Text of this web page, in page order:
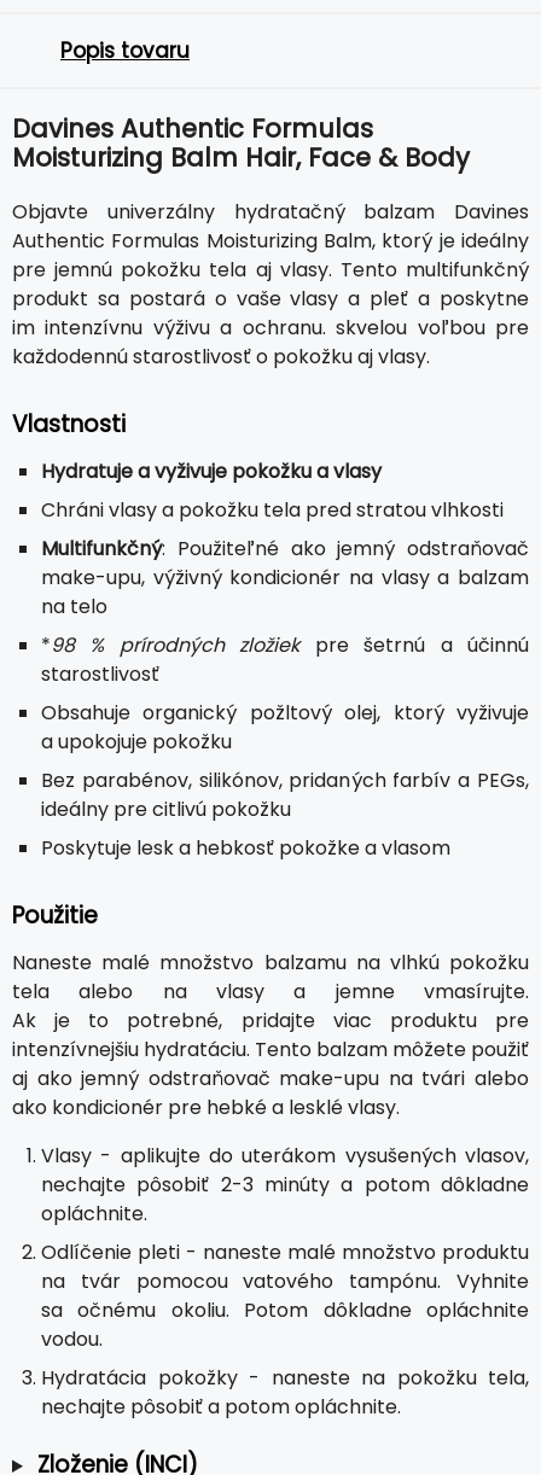
Popis tovaru
Davines Authentic Formulas
Moisturizing Balm Hair, Face & Body
Objavte univerzálny hydratačný balzam Davines
Authentic Formulas Moisturizing Balm, ktorý je ideálny
pre jemnú pokožku tela aj vlasy. Tento multifunkčný
produkt sa postará o vaše vlasy a pleť a poskytne
im intenzívnu výživu a ochranu. skvelou voľbou pre
každodennú starostlivosť o pokožku aj vlasy.
Vlastnosti
Hydratuje a vyživuje pokožku a vlasy
Chráni vlasy a pokožku tela pred stratou vlhkosti
Multifunkčný: Použiteľné ako jemný odstraňovač
make-upu, výživný kondicionér na vlasy a balzam
na telo
*98 % prírodných zložiekpre šetrnú a účinnú
starostlivosť
Obsahuje organický požltový olej, ktorý vyživuje
a upokojuje pokožku
Bez parabénov, silikónov, pridaných farbív a PEGs,
ideálny pre citlivú pokožku
Poskytuje lesk a hebkosť pokožke a vlasom
Použitie
Naneste malé množstvo balzamu na vlhkú pokožku
tela alebo na vlasy a jemne vmasírujte.
Ak je to potrebné, pridajte viac produktu pre
intenzívnejšiu hydratáciu. Tento balzam môžete použiť
aj ako jemný odstraňovač make-upu na tvári alebo
ako kondicionér pre hebké a lesklé vlasy.
Vlasy - aplikujte do uterákom vysušených vlasov,
nechajte pôsobiť 2-3 minúty a potom dôkladne
opláchnite.
Odlíčenie pleti - naneste malé množstvo produktu
na tvár pomocou vatového tampónu. Vyhnite
sa očnému okoliu. Potom dôkladne opláchnite
vodou.
Hydratácia pokožky - naneste na pokožku tela,
nechajte pôsobiť a potom opláchnite.
Zloženie (INCI)